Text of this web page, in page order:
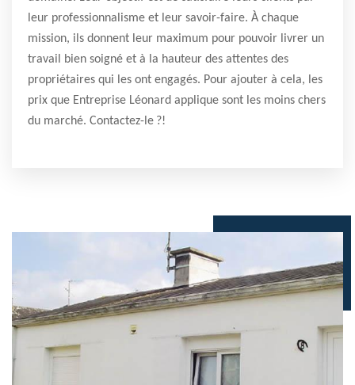
leur professionnalisme et leur savoir-faire. À chaque
mission, ils donnent leur maximum pour pouvoir livrer un
travail bien soigné et à la hauteur des attentes des
propriétaires qui les ont engagés. Pour ajouter à cela, les
prix que Entreprise Léonard applique sont les moins chers
du marché. Contactez-le ?!